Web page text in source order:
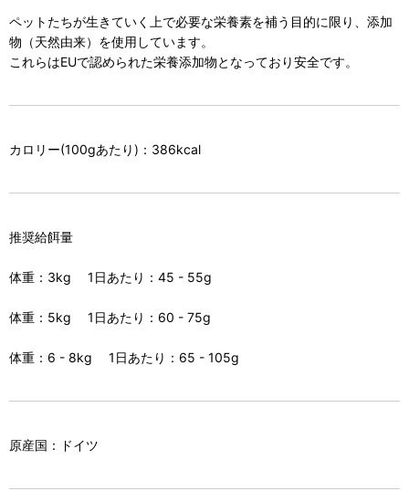
ペットたちが生きていく上で必要な栄養素を補う目的に限り、添加
物（天然由来）を使用しています。
これらはEUで認められた栄養添加物となっており安全です。
カロリー(100gあたり)：386kcal
推奨給餌量
体重：3kg 1日あたり：45 - 55g
体重：5kg 1日あたり：60 - 75g
体重：6 - 8kg 1日あたり：65 - 105g
原産国：ドイツ